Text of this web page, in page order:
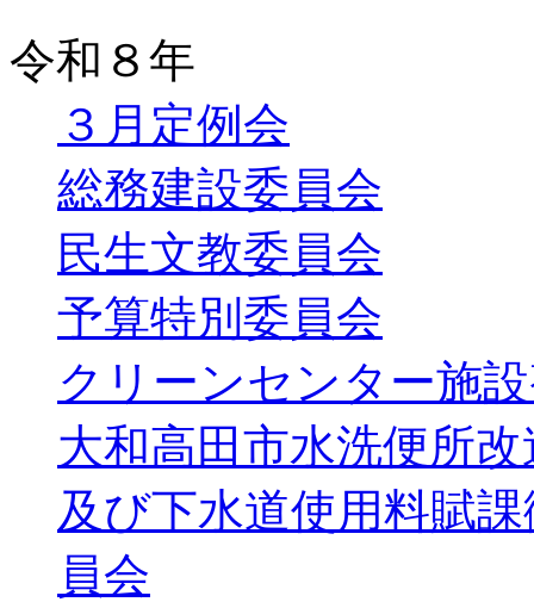
令和８年
３月定例会
総務建設委員会
民生文教委員会
予算特別委員会
クリーンセンター施
大和高田市水洗便所
及び下水道使用料賦
員会